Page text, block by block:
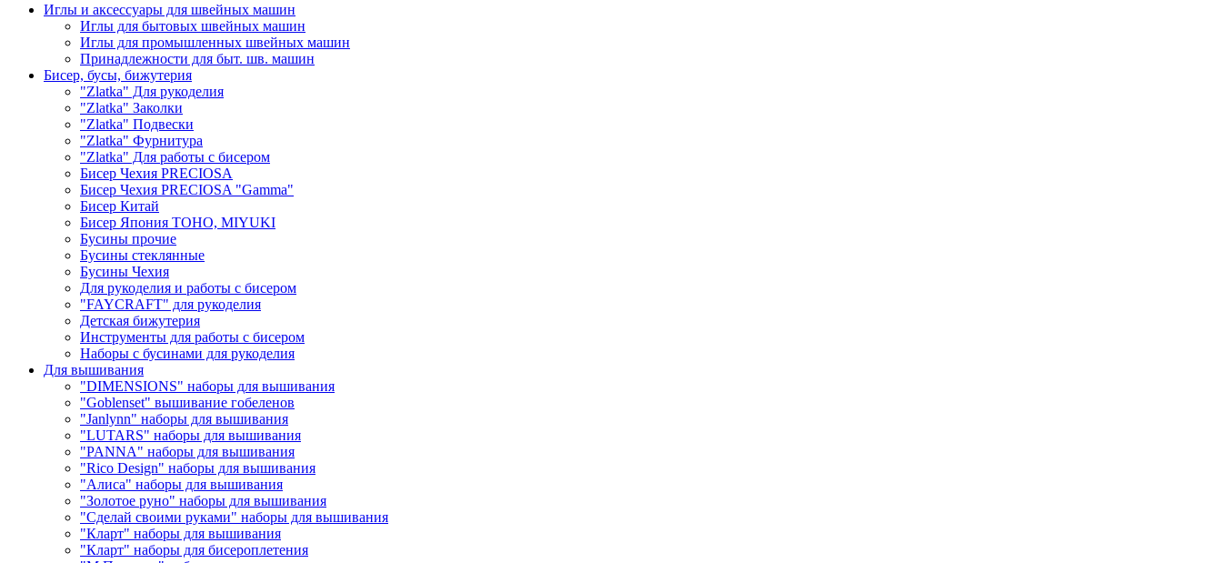
Иглы и аксессуары для швейных машин
Иглы для бытовых швейных машин
Иглы для промышленных швейных машин
Принадлежности для быт. шв. машин
Бисер, бусы, бижутерия
"Zlatka" Для рукоделия
"Zlatka" Заколки
"Zlatka" Подвески
"Zlatka" Фурнитура
"Zlatka" Для работы с бисером
Бисер Чехия PRECIOSA
Бисер Чехия PRECIOSA "Gamma"
Бисер Китай
Бисер Япония TOHO, MIYUKI
Бусины прочие
Бусины стеклянные
Бусины Чехия
Для рукоделия и работы с бисером
"FAYCRAFT" для рукоделия
Детская бижутерия
Инструменты для работы с бисером
Наборы с бусинами для рукоделия
Для вышивания
"DIMENSIONS" наборы для вышивания
"Goblenset" вышивание гобеленов
"Janlynn" наборы для вышивания
"LUTARS" наборы для вышивания
"PANNA" наборы для вышивания
"Rico Design" наборы для вышивания
"Алиса" наборы для вышивания
"Золотое руно" наборы для вышивания
"Сделай своими руками" наборы для вышивания
"Кларт" наборы для вышивания
"Кларт" наборы для бисероплетения